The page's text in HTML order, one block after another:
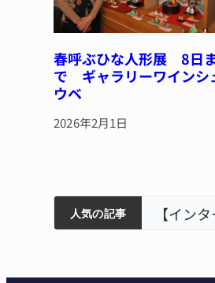
春呼ぶひな人形展 8日
で ギャラリーワインシ
ウベ
2026年2月1日
人気の記事
ィアで清掃 伊賀
3回目の派遣 【イン